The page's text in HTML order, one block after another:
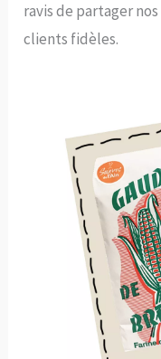
ravis de partager
clients fidèles.